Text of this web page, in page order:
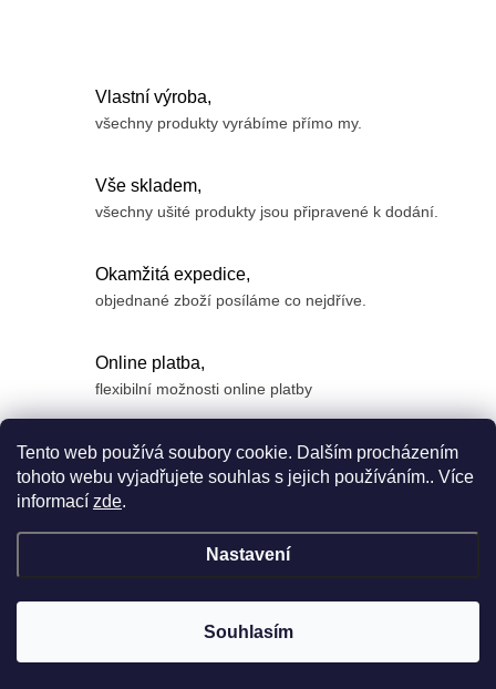
Tento web používá soubory cookie. Dalším procházením
tohoto webu vyjadřujete souhlas s jejich používáním.. Více
informací zde.
Nastavení
Souhlasím
Vlastní výroba,
všechny produkty vyrábíme přímo my.
Vše skladem,
všechny ušité produkty jsou připravené k dodání.
Okamžitá expedice,
objednané zboží posíláme co nejdříve.
Online platba,
flexibilní možnosti online platby
Z
. Všechna práva vyhrazena.